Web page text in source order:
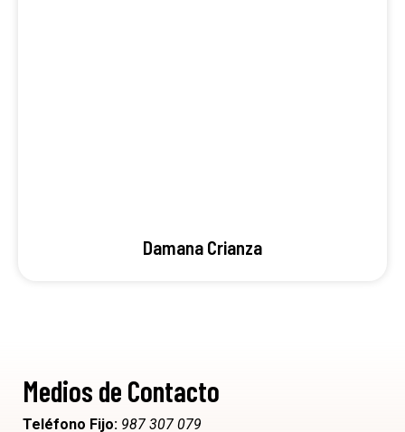
Damana Crianza
Medios de Contacto
Teléfono Fijo: 987 307 079